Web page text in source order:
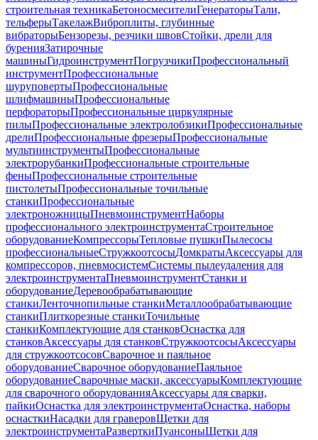
строительная техникаБетоносмесителиГенераторыТали,
тельферыТакелажВиброплиты, глубинные
вибраторыБензорезы, резчики швовСтойки, дрели для
буренияЗатирочные
машиныГидроинструментПогрузчикиПрофессиональный
инструментПрофессиональные
шуруповертыПрофессиональные
шлифмашиныПрофессиональные
перфораторыПрофессиональные циркулярные
пилыПрофессиональные электролобзикиПрофессиональные
дрелиПрофессиональные фрезерыПрофессиональные
мультиинструментыПрофессиональные
электрорубанкиПрофессиональные строительные
феныПрофессиональные строительные
пистолетыПрофессиональные точильные
станкиПрофессиональные
электроножницыПневмоинструментНаборы
профессионального электроинструментаСтроительное
оборудованиеКомпрессорыТепловые пушкиПылесосы
профессиональныеСтружкоотсосыДомкратыАксессуары для
компрессоров, пневмосистемСистемы пылеудаления для
электроинструментаПневмоинструментСтанки и
оборудованиеДеревообрабатывающие
станкиЛенточнопильные станкиМеталлообрабатывающие
станкиПлиткорезные станкиТочильные
станкиКомплектующие для станковОснастка для
станковАксессуары для станковСтружкоотсосыАксессуары
для стружкоотсосовСварочное и паяльное
оборудованиеСварочное оборудованиеПаяльное
оборудованиеСварочные маски, аксессуарыКомплектующие
для сварочного оборудованияАксессуары для сварки,
пайкиОснастка для электроинструментаОснастка, наборы
оснасткиНасадки для граверовЩетки для
электроинструментаРазверткиПуансоныЩетки для